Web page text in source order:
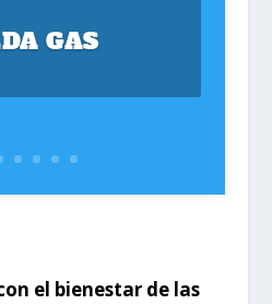
GAS
el bienestar de las